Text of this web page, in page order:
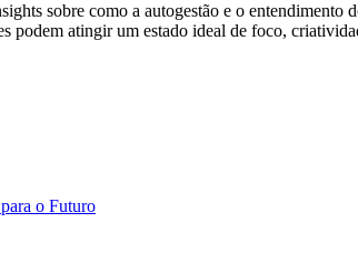
sobre como a autogestão e o entendimento
atingir um estado ideal de foco,
o Futuro